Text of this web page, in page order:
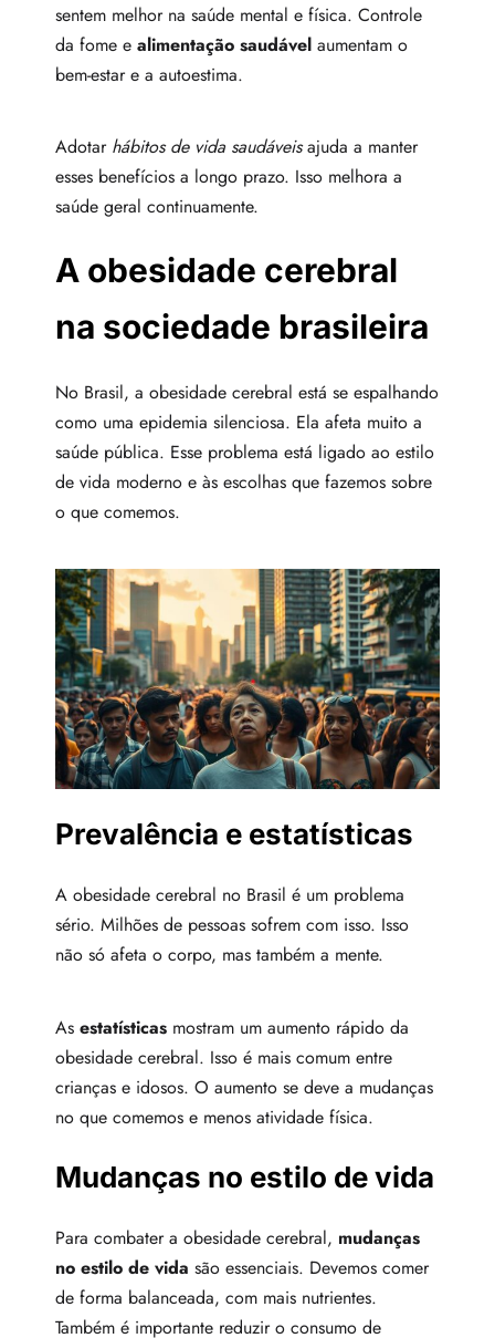
sentem melhor na saúde mental e física. Controle
da fome e alimentação saudável aumentam o
bem-estar e a autoestima.
Adotar hábitos de vida saudáveisajuda a manter
esses benefícios a longo prazo. Isso melhora a
saúde geral continuamente.
A obesidade cerebral
na sociedade brasileira
No Brasil, a obesidade cerebral está se espalhando
como uma epidemia silenciosa. Ela afeta muito a
saúde pública. Esse problema está ligado ao estilo
de vida moderno e às escolhas que fazemos sobre
o que comemos.
Prevalência e estatísticas
A obesidade cerebral no Brasil é um problema
sério. Milhões de pessoas sofrem com isso. Isso
não só afeta o corpo, mas também a mente.
As estatísticas mostram um aumento rápido da
obesidade cerebral. Isso é mais comum entre
crianças e idosos. O aumento se deve a mudanças
no que comemos e menos atividade física.
Mudanças no estilo de vida
Para combater a obesidade cerebral, mudanças
no estilo de vida são essenciais. Devemos comer
de forma balanceada, com mais nutrientes.
Também é importante reduzir o consumo de